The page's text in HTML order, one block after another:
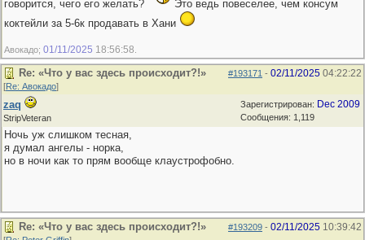
говорится, чего его желать?
Это ведь повеселее, чем консум
коктейли за 5-6к продавать в Хани
Авокадо; 01/11/2025 18:56:58
#193171 - 02/11/2025 04:22:22
Re: «Что у вас здесь происходит?!»
[Re: Авокадо]
Зарегистрирован: Dec 2009
Сообщения: 1,119
zaq
StripVeteran
Ночь уж слишком тесная,
я думал ангелы - норка,
но в ночи как то прям вообще клаустрофобно.
#193209 - 02/11/2025 10:39:42
Re: «Что у вас здесь происходит?!»